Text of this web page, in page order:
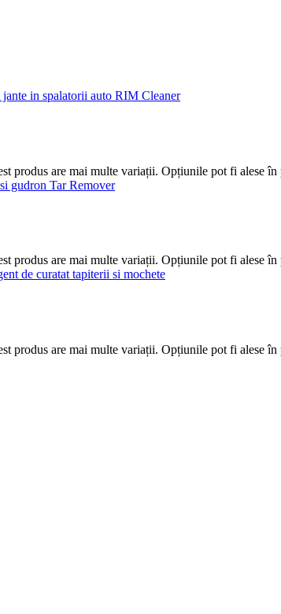
produs are mai multe variații. Opțiunile pot fi alese în
produs are mai multe variații. Opțiunile pot fi alese în
produs are mai multe variații. Opțiunile pot fi alese în